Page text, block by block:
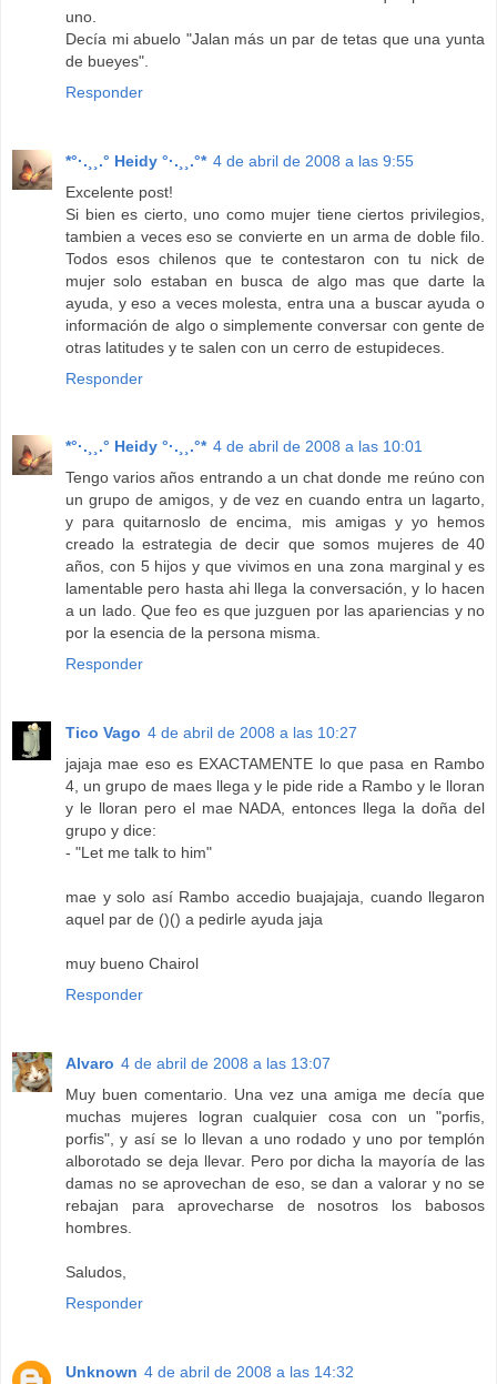
uno.
Decía mi abuelo "Jalan más un par de tetas que una yunta
de bueyes".
Responder
*°·.¸¸.° Heidy °·.¸¸.°* 4 de abril de 2008 a las 9:55
Excelente post!
Si bien es cierto, uno como mujer tiene ciertos privilegios,
tambien a veces eso se convierte en un arma de doble filo.
Todos esos chilenos que te contestaron con tu nick de
mujer solo estaban en busca de algo mas que darte la
ayuda, y eso a veces molesta, entra una a buscar ayuda o
información de algo o simplemente conversar con gente de
otras latitudes y te salen con un cerro de estupideces.
Responder
*°·.¸¸.° Heidy °·.¸¸.°* 4 de abril de 2008 a las 10:01
Tengo varios años entrando a un chat donde me reúno con
un grupo de amigos, y de vez en cuando entra un lagarto,
y para quitarnoslo de encima, mis amigas y yo hemos
creado la estrategia de decir que somos mujeres de 40
años, con 5 hijos y que vivimos en una zona marginal y es
lamentable pero hasta ahi llega la conversación, y lo hacen
a un lado. Que feo es que juzguen por las apariencias y no
por la esencia de la persona misma.
Responder
Tico Vago 4 de abril de 2008 a las 10:27
jajaja mae eso es EXACTAMENTE lo que pasa en Rambo
4, un grupo de maes llega y le pide ride a Rambo y le lloran
y le lloran pero el mae NADA, entonces llega la doña del
grupo y dice:
- "Let me talk to him"
mae y solo así Rambo accedio buajajaja, cuando llegaron
aquel par de ()() a pedirle ayuda jaja
muy bueno Chairol
Responder
Alvaro 4 de abril de 2008 a las 13:07
Muy buen comentario. Una vez una amiga me decía que
muchas mujeres logran cualquier cosa con un "porfis,
porfis", y así se lo llevan a uno rodado y uno por templón
alborotado se deja llevar. Pero por dicha la mayoría de las
damas no se aprovechan de eso, se dan a valorar y no se
rebajan para aprovecharse de nosotros los babosos
hombres.
Saludos,
Responder
Unknown 4 de abril de 2008 a las 14:32